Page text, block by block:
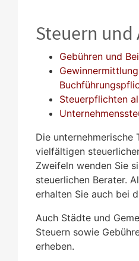
Steuern und
Gebühren und
Steuerpflichten
Die unternehmerische
vielfältigen
Zweifeln wenden Sie
steuerlichen Berater.
erhalten Sie auch bei
Auch Städte und
Steuern sowie
erheben.